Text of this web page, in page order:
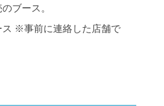
ブース。
ス ※事前に連絡した店舗で